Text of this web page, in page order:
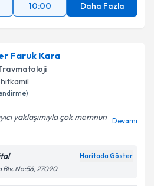
10:00 Daha Fazla
Faruk Kara
yaklaşımıyla çok memnun Devamı
Haritada Göster
Blv. No:56, 27090